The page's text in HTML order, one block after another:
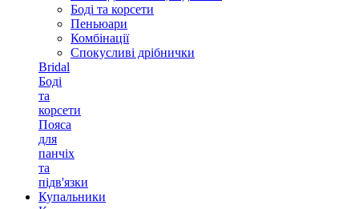
Боді та корсети
Пеньюари
Комбінації
Спокусливі дрібнички
Bridal
Боді
та
корсети
Пояса
для
панчіх
та
підв'язки
Купальники